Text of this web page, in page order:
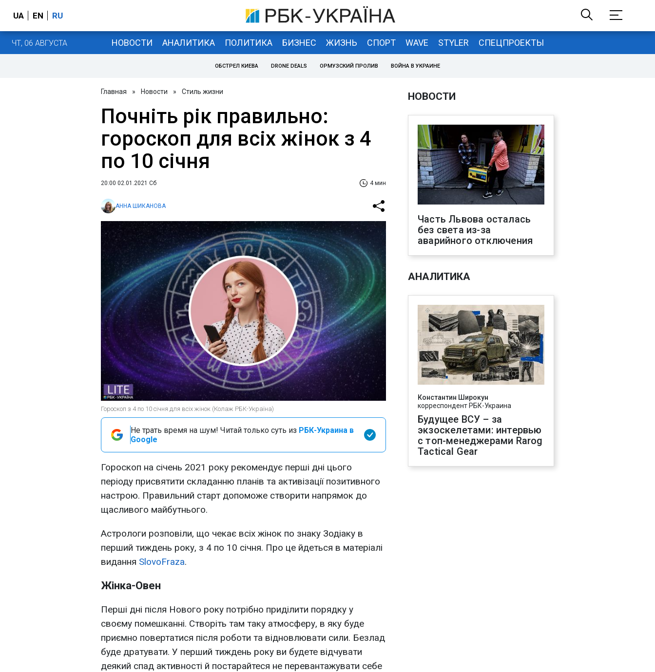
UA EN RU
ЧТ, 06 АВГУСТА НОВОСТИ АНАЛИТИКА ПОЛИТИКА БИЗНЕС ЖИЗНЬ СПОРТ WAVE STYLER СПЕЦПРОЕКТЫ
ОБСТРЕЛ КИЕВА DRONE DEALS ОРМУЗСКИЙ ПРОЛИВ ВОЙНА В УКРАИНЕ
Главная » Новости » Стиль жизни
Почніть рік правильно:
гороскоп для всіх жінок з 4
по 10 січня
20:00 02.01.2021 Сб 4 мин
АННА ШИКАНОВА
Гороскоп з 4 по 10 січня для всіх жінок (Колаж РБК-Україна)
Не трать время на шум! Читай только суть из РБК-Украина в
Google
Гороскоп на січень 2021 року рекомендує перші дні цього
періоду присвятити складанню планів та активізації позитивного
настрою. Правильний старт допоможе створити напрямок до
щасливого майбутнього.
Астрологи розповіли, що чекає всіх жінок по знаку Зодіаку в
перший тиждень року, з 4 по 10 січня. Про це йдеться в матеріалі
видання SlovoFraza.
Жінка-Овен
Перші дні після Нового року потрібно приділити порядку у
своєму помешканні. Створіть там таку атмосферу, в яку буде
приємно повертатися після роботи та відновлювати сили. Безлад
буде дратувати. У перший тиждень року ви будете відчувати
деякий спад активності й постарайтеся не перевантажувати себе
НОВОСТИ
Часть Львова осталась
без света из-за
аварийного отключения
АНАЛИТИКА
Константин Широкун
корреспондент РБК-Украина
Будущее ВСУ – за
экзоскелетами: интервью
с топ-менеджерами Rarog
Tactical Gear